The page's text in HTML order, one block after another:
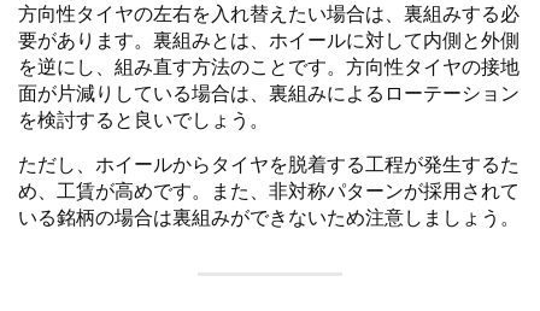
方向性タイヤの左右を入れ替えたい場合は、裏組みする必
要があります。裏組みとは、ホイールに対して内側と外側
を逆にし、組み直す方法のことです。方向性タイヤの接地
面が片減りしている場合は、裏組みによるローテーション
を検討すると良いでしょう。
ただし、ホイールからタイヤを脱着する工程が発生するた
め、工賃が高めです。また、非対称パターンが採用されて
いる銘柄の場合は裏組みができないため注意しましょう。